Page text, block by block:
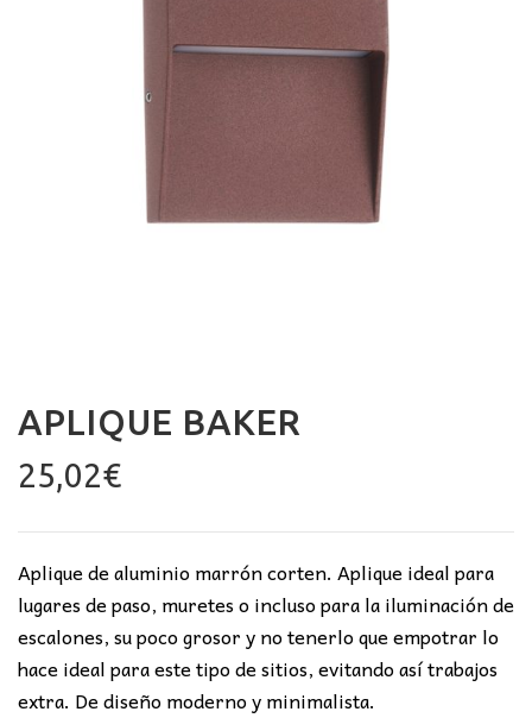
APLIQUE BAKER
25,02€
Aplique de aluminio marrón corten. Aplique ideal para
lugares de paso, muretes o incluso para la iluminación de
escalones, su poco grosor y no tenerlo que empotrar lo
hace ideal para este tipo de sitios, evitando así trabajos
extra. De diseño moderno y minimalista.